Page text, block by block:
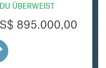
DU ÜBERWEIST
S$ 895.000,00